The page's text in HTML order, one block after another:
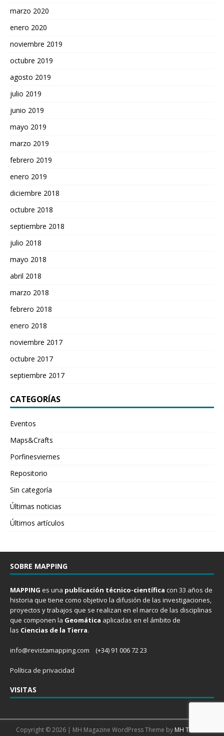
marzo 2020
enero 2020
noviembre 2019
octubre 2019
agosto 2019
julio 2019
junio 2019
mayo 2019
marzo 2019
febrero 2019
enero 2019
diciembre 2018
octubre 2018
septiembre 2018
julio 2018
mayo 2018
abril 2018
marzo 2018
febrero 2018
enero 2018
noviembre 2017
octubre 2017
septiembre 2017
CATEGORÍAS
Eventos
Maps&Crafts
Porfinesviernes
Repositorio
Sin categoría
Últimas noticias
Últimos artículos
SOBRE MAPPING
MAPPING es una publicación técnico-científica con 33 años de
historia que tiene como objetivo la difusión de las investigaciones,
proyectos y trabajos que se realizan en el marco de las disciplinas
que componen la Geomática aplicadas en el ámbito de
las Ciencias de la Tierra.
info@revistamapping.com (+34) 91 006 72 23
Política de privacidad
VISITAS
Copyright © 2026 | MH Magazine WordPress Theme by MH Themes